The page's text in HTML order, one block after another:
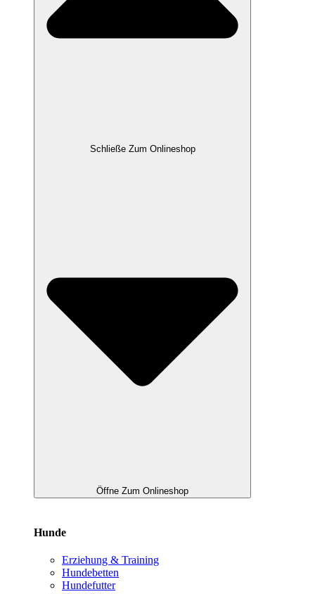
Schließe Zum Onlineshop
Öffne Zum Onlineshop
Hunde
Erziehung & Training
Hundebetten
Hundefutter